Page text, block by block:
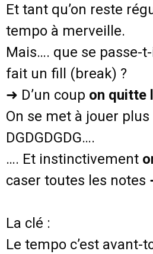
Et tant qu’on reste
tempo à merveille.
Mais…. que se passe-
fait un fill (break) ?
➜ D’un coup on quitte
On se met à jouer
DGDGDGDG….
…. Et instinctivement
caser toutes les notes
La clé :
Le tempo c’est